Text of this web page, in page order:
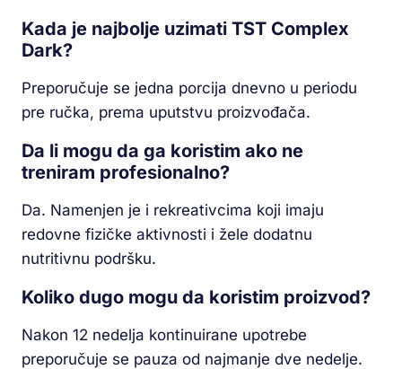
Kada je najbolje uzimati TST Complex
Dark?
Preporučuje se jedna porcija dnevno u periodu
pre ručka, prema uputstvu proizvođača.
Da li mogu da ga koristim ako ne
treniram profesionalno?
Da. Namenjen je i rekreativcima koji imaju
redovne fizičke aktivnosti i žele dodatnu
nutritivnu podršku.
Koliko dugo mogu da koristim proizvod?
Nakon 12 nedelja kontinuirane upotrebe
preporučuje se pauza od najmanje dve nedelje.